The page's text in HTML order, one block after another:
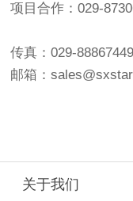
项目合作：029-
传真：029-
邮箱：
关于我们